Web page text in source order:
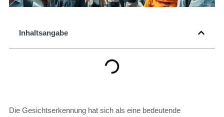
Inhaltsangabe
Die Gesichtserkennung hat sich als eine bedeutende